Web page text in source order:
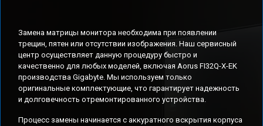
Замена матрицы монитора необходима при появлении
трещин, пятен или отсутствии изображения. Наш сервисный
центр осуществляет данную процедуру быстро и
качественно для любых моделей, включая Aorus FI32Q-X-EK
производства Gigabyte. Мы используем только
оригинальные комплектующие, что гарантирует надежность
и долговечность отремонтированного устройства.
Процесс замены начинается с аккуратного вскрытия корпуса